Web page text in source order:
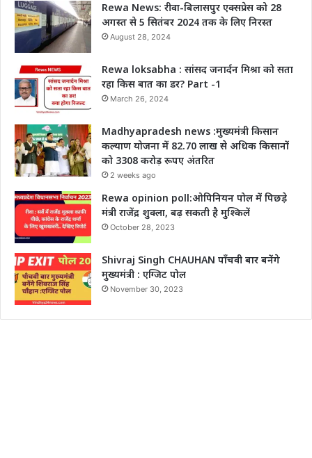
Rewa News: रीवा-बिलासपुर एक्सप्रेस को 28
अगस्त से 5 सितंबर 2024 तक के लिए निरस्त
August 28, 2024
Rewa loksabha : सांसद जनार्दन मिश्रा को सता
रहा किस बात का डर? Part -1
March 26, 2024
Madhyapradesh news :मुख्यमंत्री किसान
कल्याण योजना में 82.70 लाख से अधिक किसानों
को 3308 करोड़ रूपए अंतरित
2 weeks ago
Rewa opinion poll:ओपिनियन पोल में पिछड़े
मंत्री राजेंद्र शुक्ला, बढ़ सकती है मुश्किलें
October 28, 2023
Shivraj Singh CHAUHAN पाँचवी बार बनेंगे
मुख्यमंत्री : एग्जिट पोल
November 30, 2023